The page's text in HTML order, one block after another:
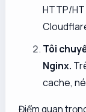
HTTP/
Tôi
Nginx.
cache,
Điểm quan